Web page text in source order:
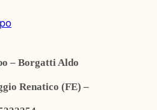
– Borgatti Aldo
Renatico (FE) –